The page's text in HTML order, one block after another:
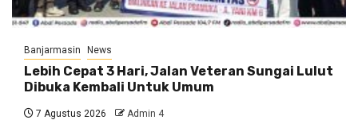
Banjarmasin News
Lebih Cepat 3 Hari, Jalan Veteran Sungai Lulut
Dibuka Kembali Untuk Umum
7 Agustus 2026 Admin 4